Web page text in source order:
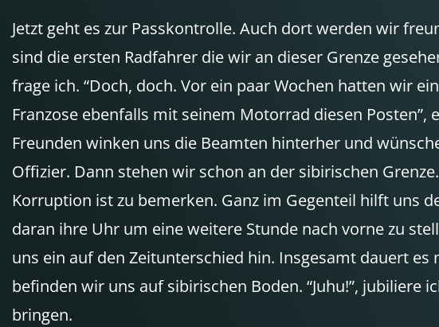
Jetzt geht es zur Passkontrolle. Auch dort werden wir
sind die ersten Radfahrer die wir an dieser Grenze
frage ich. “Doch, doch. Vor ein paar Wochen hatten wir
Franzose ebenfalls mit seinem Motorrad diesen
Freunden winken uns die Beamten hinterher und
Offizier. Dann stehen wir schon an der sibirischen
Korruption ist zu bemerken. Ganz im Gegenteil hilft uns
daran ihre Uhr um eine weitere Stunde nach vorne zu
uns ein auf den Zeitunterschied hin. Insgesamt dauert
befinden wir uns auf sibirischen Boden. “Juhu!”,
bringen.